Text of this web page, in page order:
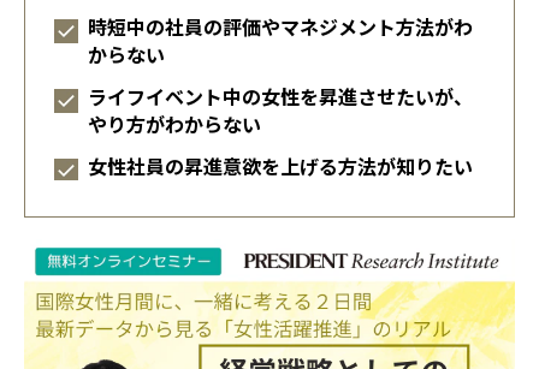
時短中の社員の評価やマネジメント方法がわ
からない
ライフイベント中の女性を昇進させたいが、
やり方がわからない
女性社員の昇進意欲を上げる方法が知りたい